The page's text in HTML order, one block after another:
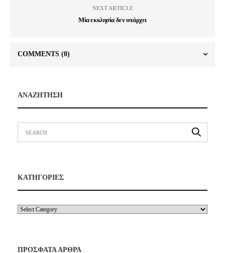
NEXT ARTICLE
Μία εκκλησία δεν υπάρχει
COMMENTS (0)
ΑΝΑΖΗΤΗΣΗ
ΚΑΤΗΓΟΡΙΕΣ
ΠΡΟΣΦΑΤΑ ΑΡΘΡΑ